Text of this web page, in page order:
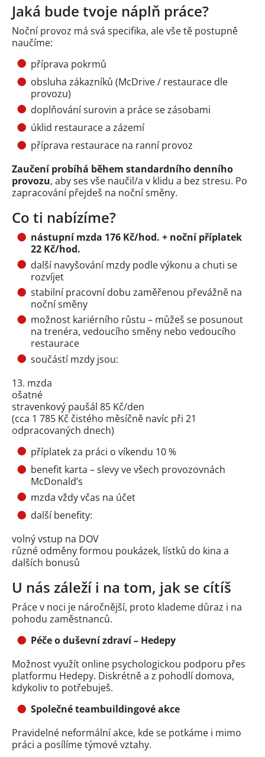
Jaká bude tvoje náplň práce?
Noční provoz má svá specifika, ale vše tě postupně
naučíme:
příprava pokrmů
obsluha zákazníků (McDrive / restaurace dle
provozu)
doplňování surovin a práce se zásobami
úklid restaurace a zázemí
příprava restaurace na ranní provoz
Zaučení probíhá během standardního denního
provozu, aby ses vše naučil/a v klidu a bez stresu. Po
zapracování přejdeš na noční směny.
Co ti nabízíme?
nástupní mzda 176 Kč/hod. + noční příplatek
22 Kč/hod.
další navyšování mzdy podle výkonu a chuti se
rozvíjet
stabilní pracovní dobu zaměřenou převážně na
noční směny
možnost kariérního růstu – můžeš se posunout
na trenéra, vedoucího směny nebo vedoucího
restaurace
součástí mzdy jsou:
13. mzda
ošatné
stravenkový paušál 85 Kč/den
(cca 1 785 Kč čistého měsíčně navíc při 21
odpracovaných dnech)
příplatek za práci o víkendu 10 %
benefit karta – slevy ve všech provozovnách
McDonald’s
mzda vždy včas na účet
další benefity:
volný vstup na DOV
různé odměny formou poukázek, lístků do kina a
dalších bonusů
U nás záleží i na tom, jak se cítíš
Práce v noci je náročnější, proto klademe důraz i na
pohodu zaměstnanců.
Péče o duševní zdraví – Hedepy
Možnost využít online psychologickou podporu přes
platformu Hedepy. Diskrétně a z pohodlí domova,
kdykoliv to potřebuješ.
Společné teambuildingové akce
Pravidelné neformální akce, kde se potkáme i mimo
práci a posílíme týmové vztahy.